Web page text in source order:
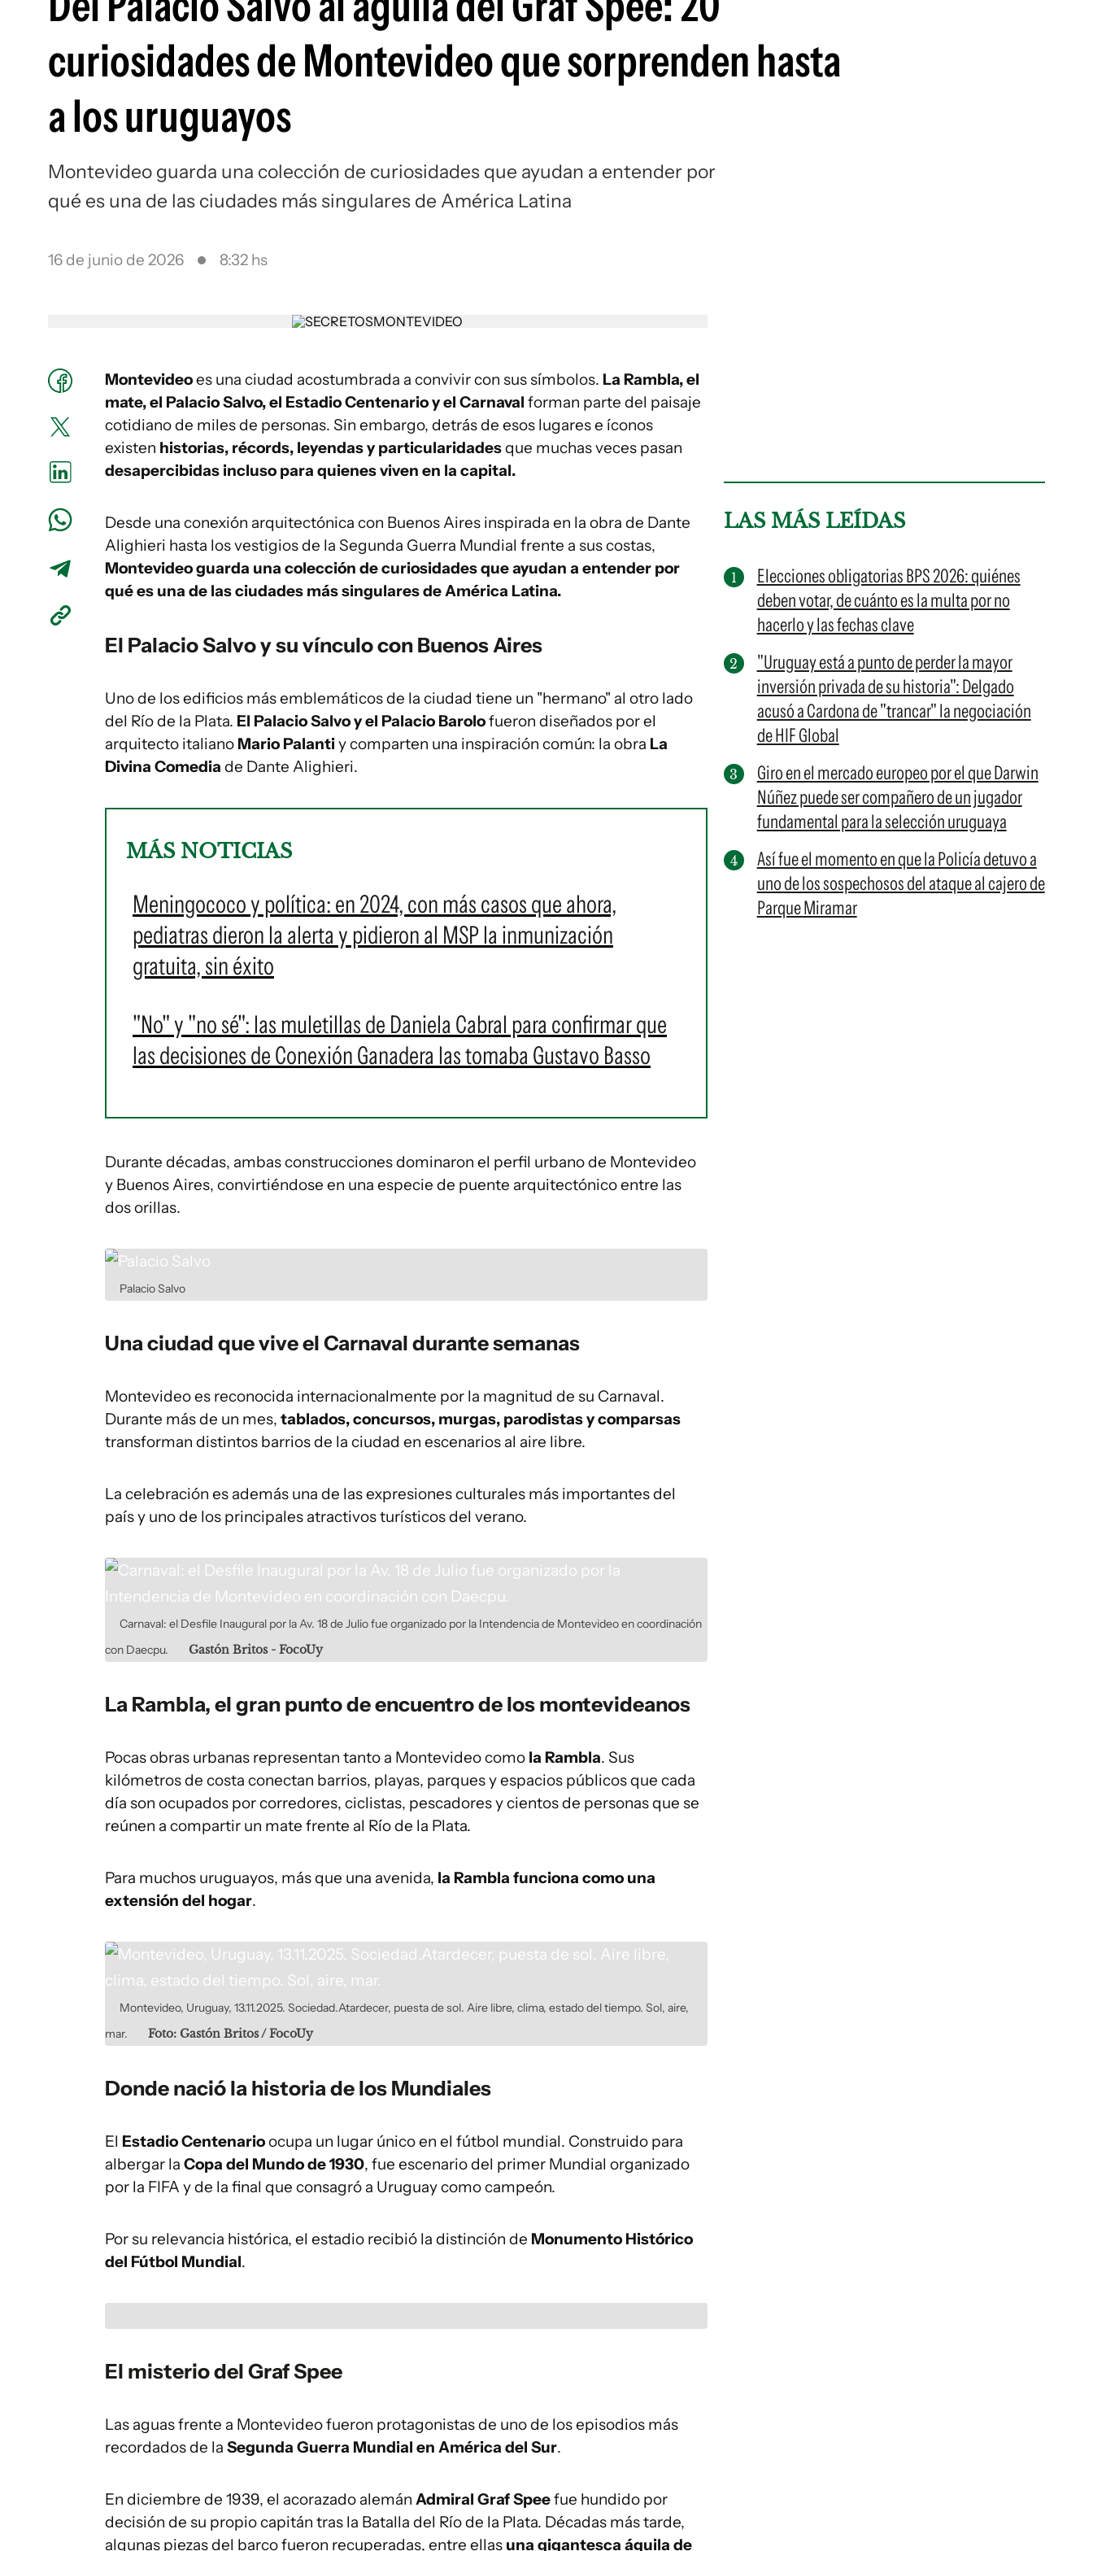
curiosidades de Montevideo que sorprenden hasta
a los uruguayos
Montevideo guarda una colección de curiosidades que ayudan a entender por
qué es una de las ciudades más singulares de América Latina
16 de junio de 2026 8:32 hs
Montevideoes una ciudad acostumbrada a convivir con sus símbolos. La Rambla, el
mate, el Palacio Salvo, el Estadio Centenario y el Carnaval forman parte del paisaje
cotidiano de miles de personas. Sin embargo, detrás de esos lugares e íconos
existen historias, récords, leyendas y particularidadesque muchas veces pasan
desapercibidas incluso para quienes viven en la capital.
Desde una conexión arquitectónica con Buenos Aires inspirada en la obra de Dante
Alighieri hasta los vestigios de la Segunda Guerra Mundial frente a sus costas,
Montevideo guarda una colección de curiosidades que ayudan a entender por
qué es una de las ciudades más singulares de América Latina.
El Palacio Salvo y su vínculo con Buenos Aires
Uno de los edificios más emblemáticos de la ciudad tiene un "hermano" al otro lado
del Río de la Plata. El Palacio Salvo y el Palacio Barolofueron diseñados por el
arquitecto italiano Mario Palanti y comparten una inspiración común: la obra La
Divina Comedia de Dante Alighieri.
MÁS NOTICIAS
Meningococo y política: en 2024, con más casos que ahora,
pediatras dieron la alerta y pidieron al MSP la inmunización
gratuita, sin éxito
"No" y "no sé": las muletillas de Daniela Cabral para confirmar que
las decisiones de Conexión Ganadera las tomaba Gustavo Basso
Durante décadas, ambas construcciones dominaron el perfil urbano de Montevideo
y Buenos Aires, convirtiéndose en una especie de puente arquitectónico entre las
dos orillas.
Palacio Salvo
Una ciudad que vive el Carnaval durante semanas
Montevideo es reconocida internacionalmente por la magnitud de su Carnaval.
Durante más de un mes, tablados, concursos, murgas, parodistas y comparsas
transforman distintos barrios de la ciudad en escenarios al aire libre.
La celebración es además una de las expresiones culturales más importantes del
país y uno de los principales atractivos turísticos del verano.
Carnaval: el Desfile Inaugural por la Av. 18 de Julio fue organizado por la Intendencia de Montevideo en coordinación
con Daecpu.
Gastón Britos - FocoUy
La Rambla, el gran punto de encuentro de los montevideanos
Pocas obras urbanas representan tanto a Montevideo como la Rambla. Sus
kilómetros de costa conectan barrios, playas, parques y espacios públicos que cada
día son ocupados por corredores, ciclistas, pescadores y cientos de personas que se
reúnen a compartir un mate frente al Río de la Plata.
Para muchos uruguayos, más que una avenida, la Rambla funciona como una
extensión del hogar.
Montevideo, Uruguay, 13.11.2025. Sociedad.Atardecer, puesta de sol. Aire libre, clima, estado del tiempo. Sol, aire,
mar.
Foto: Gastón Britos / FocoUy
Donde nació la historia de los Mundiales
El Estadio Centenarioocupa un lugar único en el fútbol mundial. Construido para
albergar la Copa del Mundo de 1930, fue escenario del primer Mundial organizado
por la FIFA y de la final que consagró a Uruguay como campeón.
Por su relevancia histórica, el estadio recibió la distinción de Monumento Histórico
del Fútbol Mundial.
El misterio del Graf Spee
Las aguas frente a Montevideo fueron protagonistas de uno de los episodios más
recordados de la Segunda Guerra Mundial en América del Sur.
En diciembre de 1939, el acorazado alemán Admiral Graf Speefue hundido por
decisión de su propio capitán tras la Batalla del Río de la Plata. Décadas más tarde,
algunas piezas del barco fueron recuperadas, entre ellas una gigantesca águila de
LAS MÁS LEÍDAS
Elecciones obligatorias BPS 2026: quiénes
deben votar, de cuánto es la multa por no
hacerlo y las fechas clave
"Uruguay está a punto de perder la mayor
inversión privada de su historia": Delgado
acusó a Cardona de "trancar" la negociación
de HIF Global
Giro en el mercado europeo por el que Darwin
Núñez puede ser compañero de un jugador
fundamental para la selección uruguaya
Así fue el momento en que la Policía detuvo a
uno de los sospechosos del ataque al cajero de
Parque Miramar